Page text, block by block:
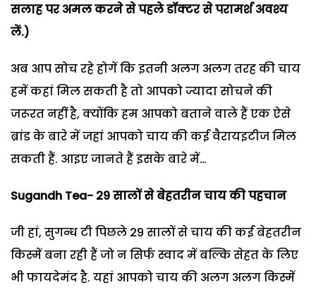
सलाह पर अमल करने से पहले डॉक्टर से परामर्श अवश्य
लें.)
अब आप सोच रहे होगें कि इतनी अलग अलग तरह की चाय
हमें कहां मिल सकती है तो आपको ज्यादा सोचने की
जरूरत नहीं है, क्योंकि हम आपको बताने वाले हैं एक ऐसे
ब्रांड के बारे में जहां आपको चाय की कई वैरायइटीज मिल
सकती हैं. आइए जानते हैं इसके बारे में…
Sugandh Tea- 29 सालों से बेहतरीन चाय की पहचान
जी हां, सुगन्ध टी पिछले 29 सालों से चाय की कई बेहतरीन
किस्में बना रही हैं जो न सिर्फ स्वाद में बल्कि सेहत के लिए
भी फायदेमंद है. यहां आपको चाय की अलग अलग किस्में